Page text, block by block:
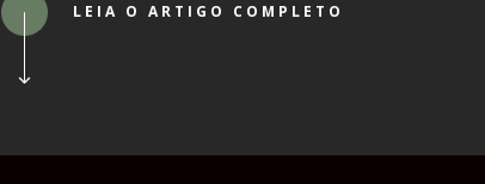
LEIA O ARTIGO COMPLETO